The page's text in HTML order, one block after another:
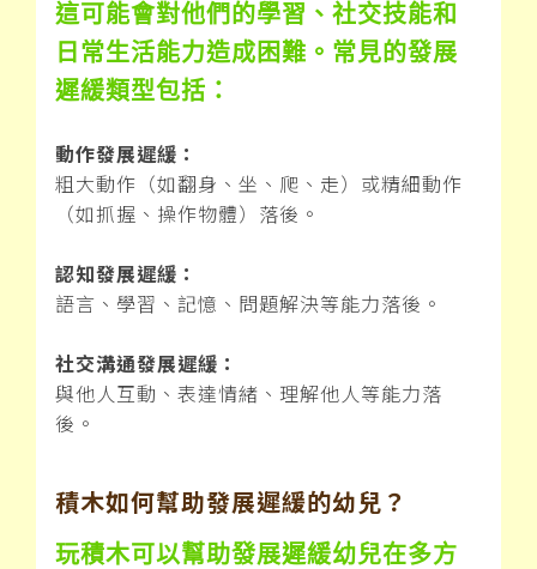
這可能會對他們的學習、社交技能和
日常生活能力造成困難。常見的發展
遲緩類型包括：
動作發展遲緩：
粗大動作（如翻身、坐、爬、走）或精細動作
（如抓握、操作物體）落後。
認知發展遲緩：
語言、學習、記憶、問題解決等能力落後。
社交溝通發展遲緩：
與他人互動、表達情緒、理解他人等能力落
後。
積木如何幫助發展遲緩的幼兒？
玩積木可以幫助發展遲緩幼兒在多方